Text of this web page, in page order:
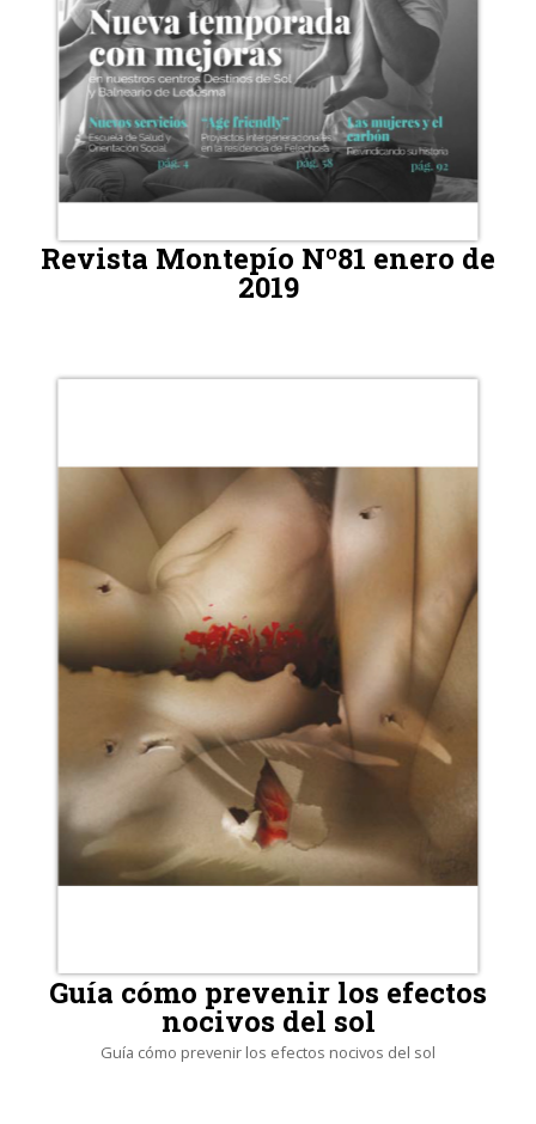
Revista Montepío Nº81 enero de
2019
Guía cómo prevenir los efectos
nocivos del sol
Guía cómo prevenir los efectos nocivos del sol